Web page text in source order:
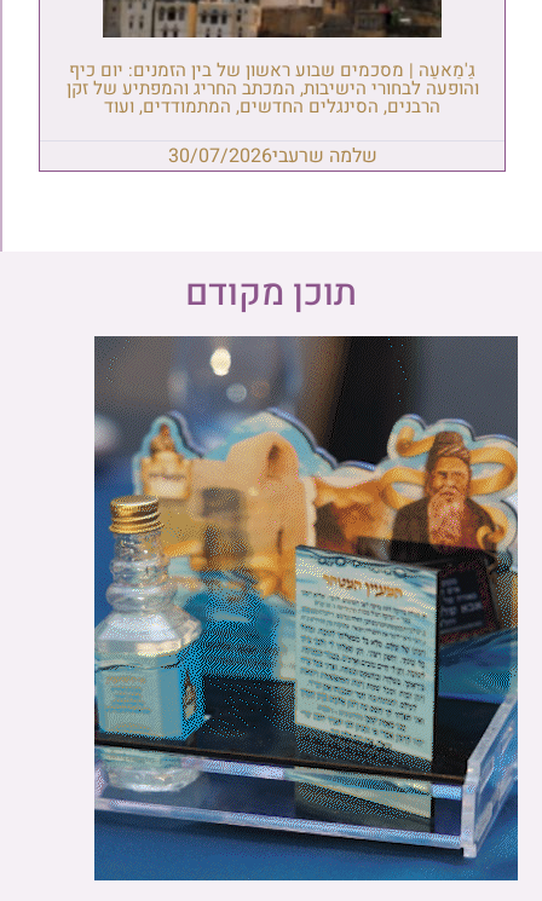
גַ'מַאעַה | מסכמים שבוע ראשון של בין הזמנים: יום כיף
והופעה לבחורי הישיבות, המכתב החריג והמפתיע של זקן
הרבנים, הסינגלים החדשים, המתמודדים, ועוד
שלמה שרעבי30/07/2026
תוכן מקודם